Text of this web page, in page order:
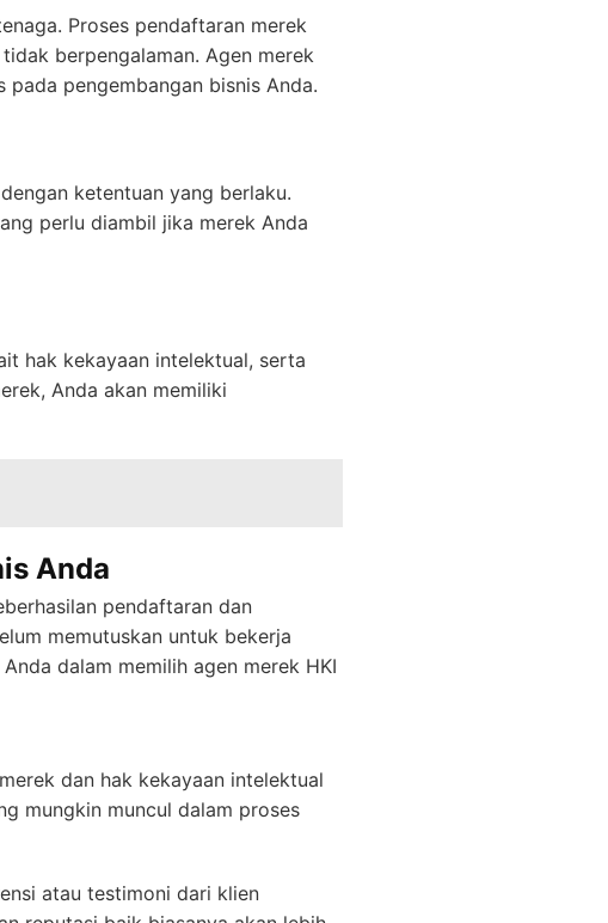
Proses pendaftaran merek
berpengalaman. Agen merek
pengembangan bisnis Anda.
ketentuan yang berlaku.
perlu diambil jika merek Anda
hak kekayaan intelektual, serta
Anda akan memiliki
Anda
pendaftaran dan
memutuskan untuk bekerja
dalam memilih agen merek HKI
dan hak kekayaan intelektual
mungkin muncul dalam proses
atau testimoni dari klien